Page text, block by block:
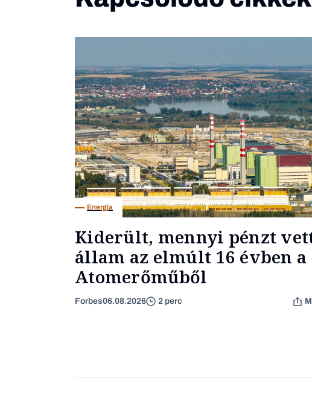
Energia
Kiderült, mennyi pénzt
állam az elmúlt 16 évben a
Atomerőműből
Forbes06.08.2026 2 perc